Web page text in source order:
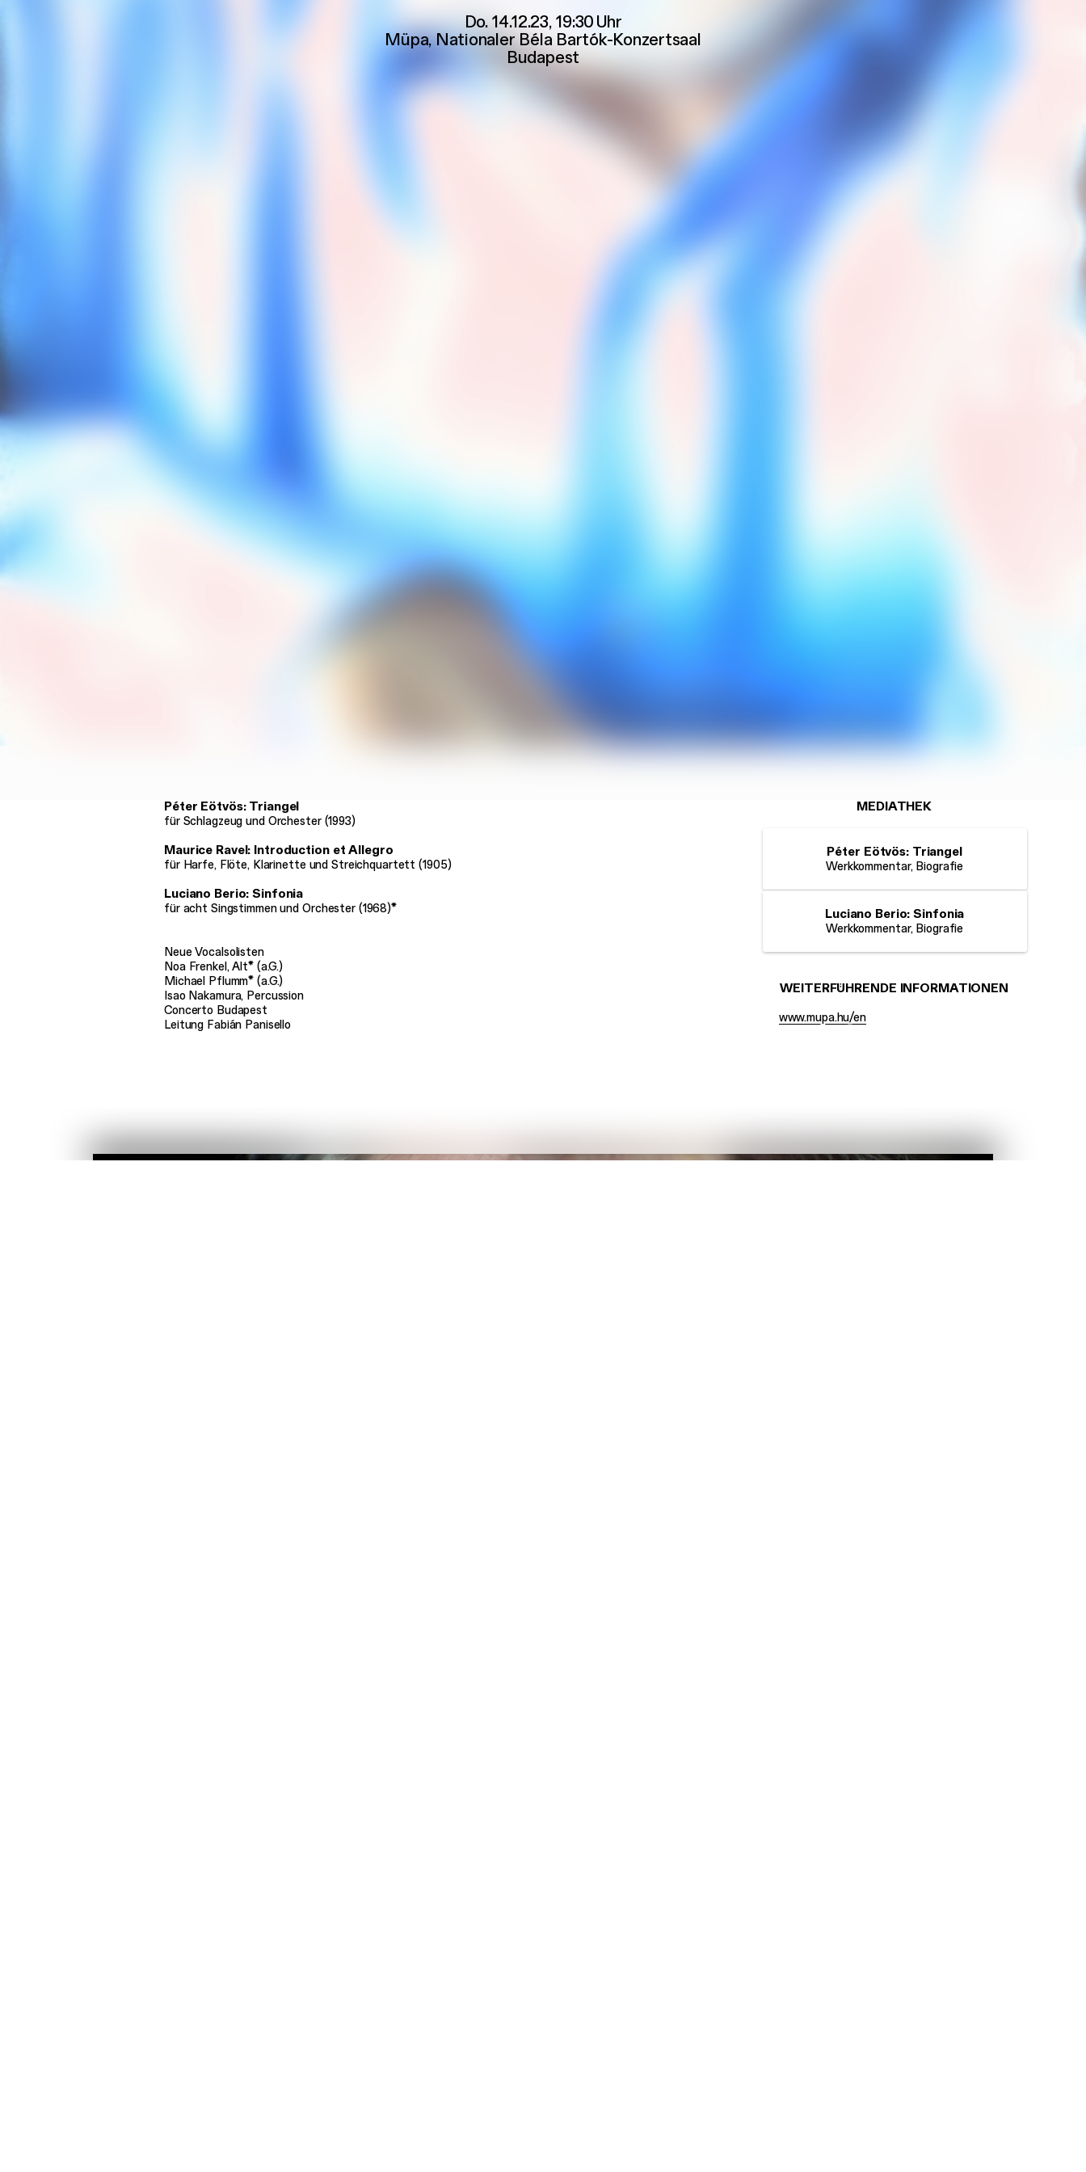
Do. 14.12.23, 19:30Uhr
Müpa,Nationaler Béla Bartók-Konzertsaal
Budapest
Péter Eötvös: Triangel
für Schlagzeug und Orchester (1993)
Maurice Ravel: Introduction et Allegro
für Harfe, Flöte, Klarinette und Streichquartett (1905)
Luciano Berio: Sinfonia
für acht Singstimmen und Orchester (1968)*
Neue Vocalsolisten
Noa Frenkel, Alt* (a.G.)
Michael Pflumm* (a.G.)
Isao Nakamura, Percussion
Concerto Budapest
Leitung Fabián Panisello
MEDIATHEK
Péter Eötvös: Triangel
Werkkommentar, Biografie
Luciano Berio: Sinfonia
Werkkommentar, Biografie
WEITERFÜHRENDE INFORMATIONEN
www.mupa.hu/en